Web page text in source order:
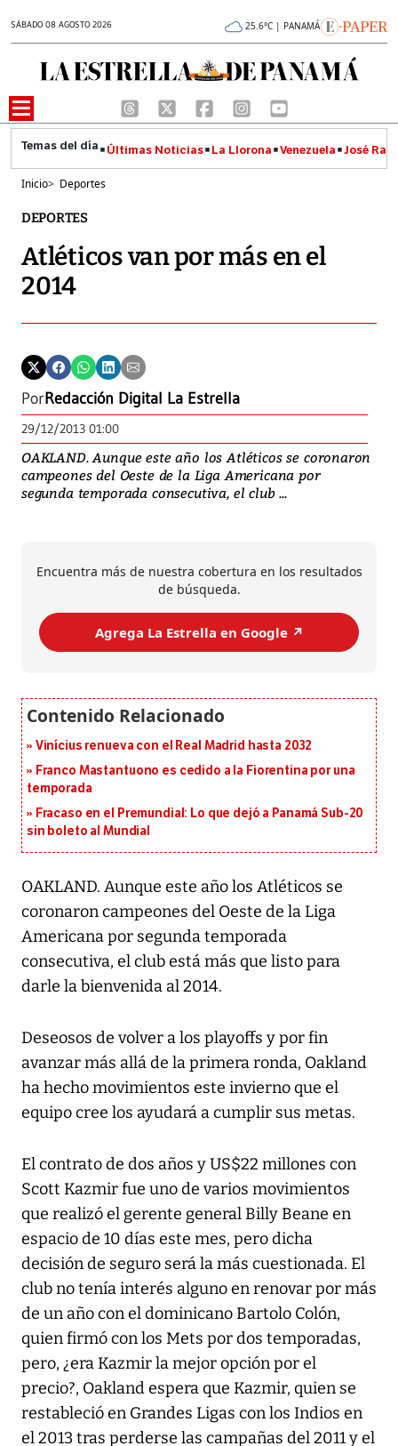
SÁBADO 08 AGOSTO 2026 25.6°C | PANAMÁ
Últimas Noticias La Llorona Venezuela José
Inicio> Deportes
DEPORTES
Atléticos van por más en el
2014
PorRedacción Digital La Estrella
29/12/2013 01:00
OAKLAND. Aunque este año los Atléticos se coronaron
campeones del Oeste de la Liga Americana por
segunda temporada consecutiva, el club ...
Encuentra más de nuestra cobertura en los resultados
de búsqueda.
Agrega La Estrella en Google ↗️
Vinícius renueva con el Real Madrid hasta 2032
Franco Mastantuono es cedido a la Fiorentina por una
temporada
Fracaso en el Premundial: Lo que dejó a Panamá Sub-20
sin boleto al Mundial
OAKLAND. Aunque este año los Atléticos se
coronaron campeones del Oeste de la Liga
Americana por segunda temporada
consecutiva, el club está más que listo para
darle la bienvenida al 2014.
Deseosos de volver a los playoffs y por fin
avanzar más allá de la primera ronda, Oakland
ha hecho movimientos este invierno que el
equipo cree los ayudará a cumplir sus metas.
El contrato de dos años y US$22 millones con
Scott Kazmir fue uno de varios movimientos
que realizó el gerente general Billy Beane en
espacio de 10 días este mes, pero dicha
decisión de seguro será la más cuestionada. El
club no tenía interés alguno en renovar por más
de un año con el dominicano Bartolo Colón,
quien firmó con los Mets por dos temporadas,
pero, ¿era Kazmir la mejor opción por el
precio?, Oakland espera que Kazmir, quien se
restableció en Grandes Ligas con los Indios en
el 2013 tras perderse las campañas del 2011 y el